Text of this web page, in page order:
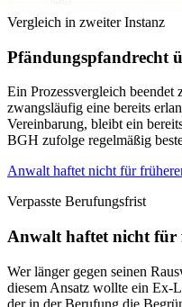
Vergleich in zweiter Instanz
Pfändungspfandrecht
Ein Prozessvergleich beendet
zwangsläufig eine bereits
Vereinbarung, bleibt ein
BGH zufolge regelmäßig
Anwalt haftet nicht für
Verpasste Berufungsfrist
Anwalt haftet nicht für
Wer länger gegen seinen
diesem Ansatz wollte ein Ex-
der in der Berufung die